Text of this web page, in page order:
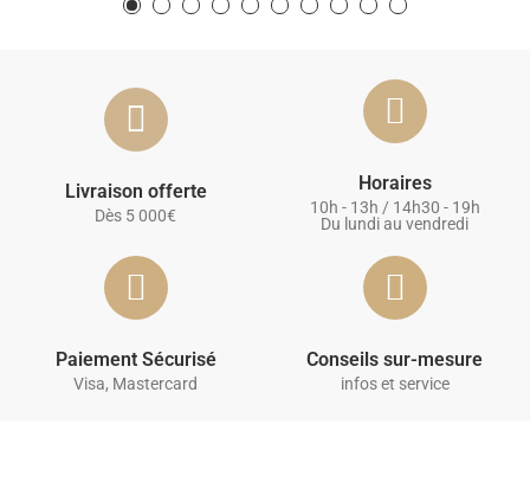
Livraison offerte
Dès 5 000€
Horaires
10h - 13h / 14h30 - 19h
Du lundi au vendredi
Paiement Sécurisé
Visa, Mastercard
Conseils sur-mesure
infos et service